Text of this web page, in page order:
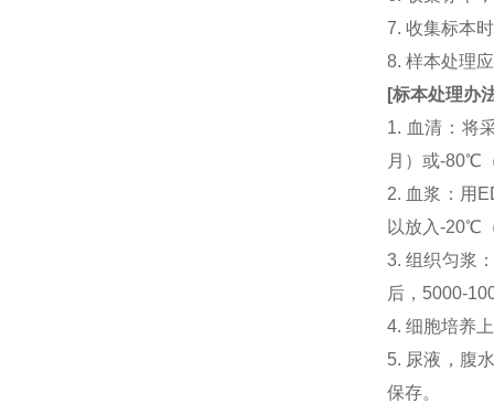
7. 收集标本
8. 样本处理
[标本处理办
1. 血清：将
月）或-80℃
2. 血浆：用
以放入-20℃
3. 组织匀浆
后，5000-
4. 细胞培养
5. 尿液，腹
保存。